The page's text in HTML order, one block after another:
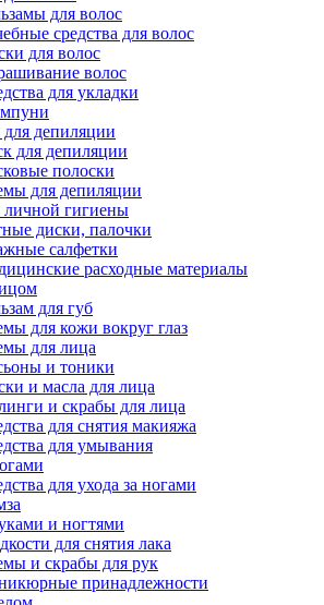
для волос
средства для волос
для волос
волос
для укладки
для депиляции
для депиляции
полоски
для депиляции
личной гигиены
диски, палочки
салфетки
расходные материалы
для губ
для кожи вокруг глаз
для лица
и тоники
и масла для лица
и скрабы для лица
для снятия макияжа
для умывания
для ухода за ногами
и ногтями
для снятия лака
и скрабы для рук
принадлежности